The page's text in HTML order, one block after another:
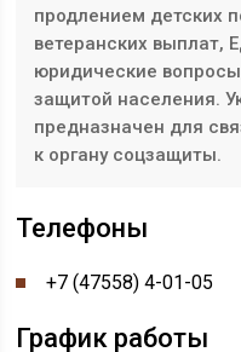
продлением детских
ветеранских выплат,
юридические
защитой населения.
предназначен для
к органу соцзащиты.
Телефоны
+7 (47558) 4-01-05
График работы